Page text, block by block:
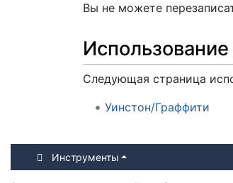
Вы не можете
Следующая страница
Уинстон/Граффити
Инструменты